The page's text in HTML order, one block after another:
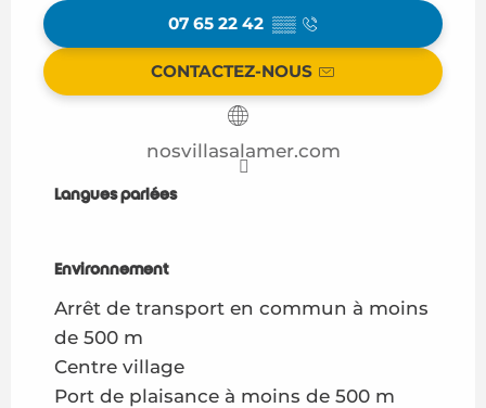
07 65 22 42 ▒▒
CONTACTEZ-NOUS
nosvillasalamer.com
Langues parlées
Langues parlées
Environnement
Environnement
Arrêt de transport en commun à moins
de 500 m
Centre village
Port de plaisance à moins de 500 m